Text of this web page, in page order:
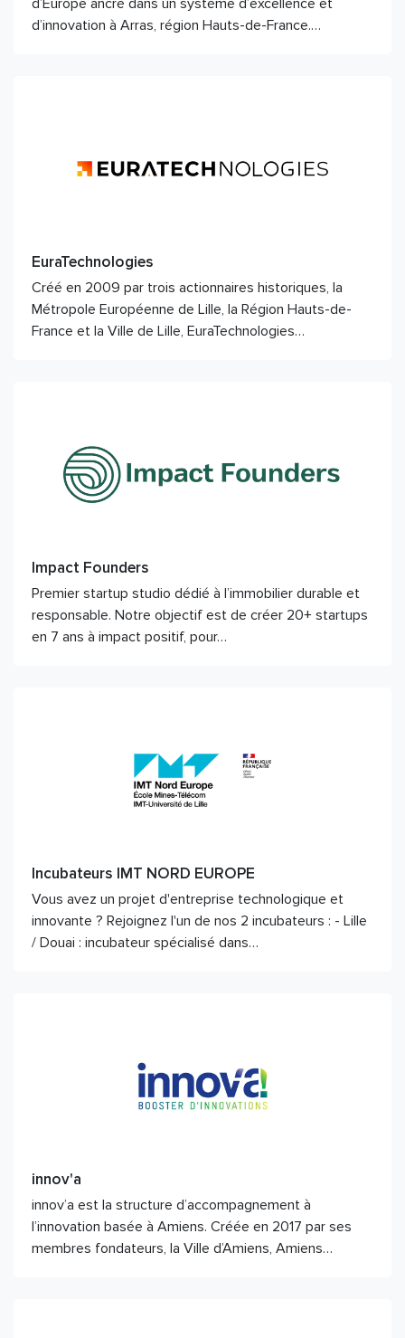
d’Europe ancré dans un système d’excellence et
d’innovation à Arras, région Hauts-de-France.…
EuraTechnologies
Créé en 2009 par trois actionnaires historiques, la
Métropole Européenne de Lille, la Région Hauts-de-
France et la Ville de Lille, EuraTechnologies…
Impact Founders
Premier startup studio dédié à l’immobilier durable et
responsable. Notre objectif est de créer 20+ startups
en 7 ans à impact positif, pour…
Incubateurs IMT NORD EUROPE
Vous avez un projet d'entreprise technologique et
innovante ? Rejoignez l'un de nos 2 incubateurs : - Lille
/ Douai : incubateur spécialisé dans…
innov'a
innov’a est la structure d’accompagnement à
l’innovation basée à Amiens. Créée en 2017 par ses
membres fondateurs, la Ville d’Amiens, Amiens…